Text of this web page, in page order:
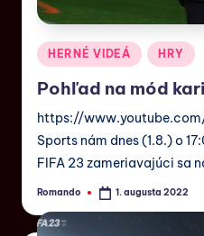
HERNÉ VIDEÁ HRY
Pohľad na mód
https://
Sports nám dnes (1.8.) o
FIFA 23 zameriavajúci sa
Romando 1. augusta 2022